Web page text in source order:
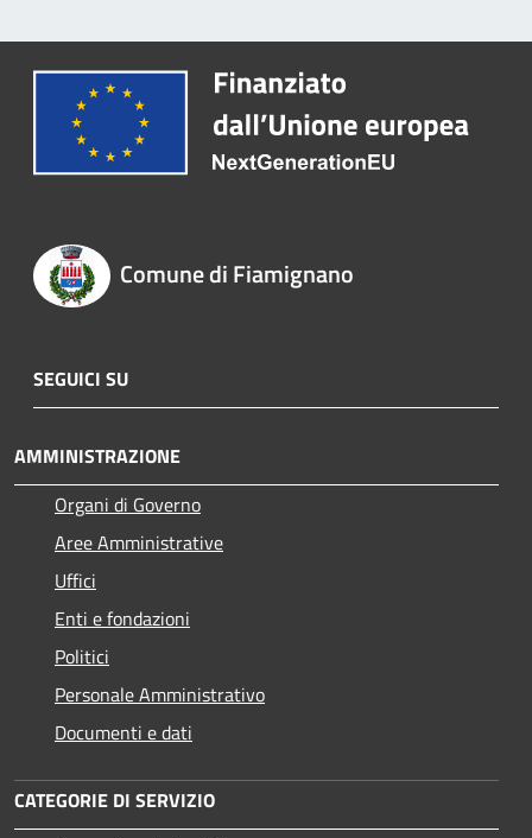
Comune di Fiamignano
SEGUICI SU
AMMINISTRAZIONE
Organi di Governo
Aree Amministrative
Uffici
Enti e fondazioni
Politici
Personale Amministrativo
Documenti e dati
CATEGORIE DI SERVIZIO